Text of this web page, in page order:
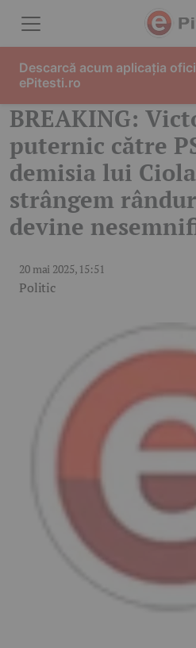
BREAKING:
puternic către
demisia lui
strângem
devine
20 mai 2025, 15:51
Politic
Descarcă acum aplicația
ePitesti.ro